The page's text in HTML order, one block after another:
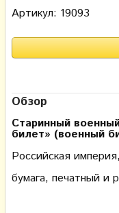
Артикул: 19093
Обзор
Старинный
билет» (военный
Российская
бумага, печатный и